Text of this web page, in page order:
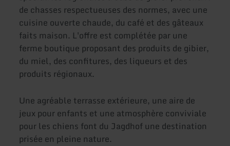
de chasses respectueuses des normes, avec une
cuisine ouverte chaude, du café et des gâteaux
faits maison. L'offre est complétée par une
ferme boutique proposant des produits de gibier,
du miel, des confitures, des liqueurs et des
produits régionaux.
Une agréable terrasse extérieure, une aire de
jeux pour enfants et une atmosphère conviviale
pour les chiens font du Jagdhof une destination
prisée en pleine nature.